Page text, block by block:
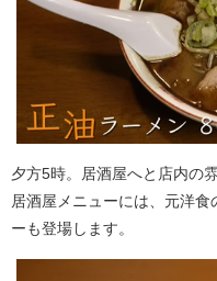
夕方5時。居酒屋へと店内の
居酒屋メニューには、元洋
ーも登場します。